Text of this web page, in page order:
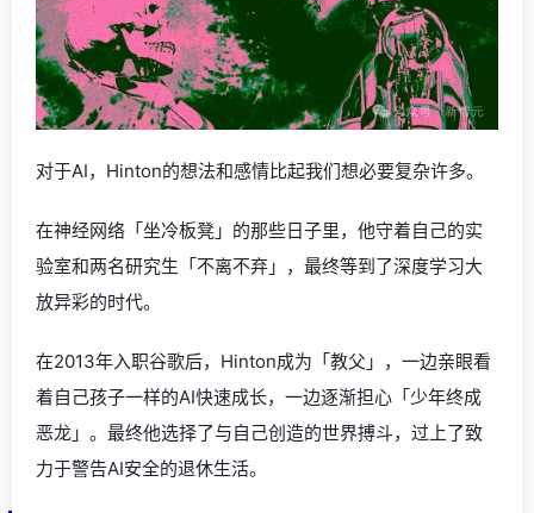
对于AI，Hinton的想法和感情比起我们想必要复杂许多。
在神经网络「坐冷板凳」的那些日子里，他守着自己的实
验室和两名研究生「不离不弃」，最终等到了深度学习大
放异彩的时代。
在2013年入职谷歌后，Hinton成为「教父」，一边亲眼看
着自己孩子一样的AI快速成长，一边逐渐担心「少年终成
恶龙」。最终他选择了与自己创造的世界搏斗，过上了致
力于警告AI安全的退休生活。